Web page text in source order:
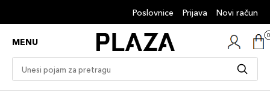
Poslovnice Prijava Novi račun
MENU